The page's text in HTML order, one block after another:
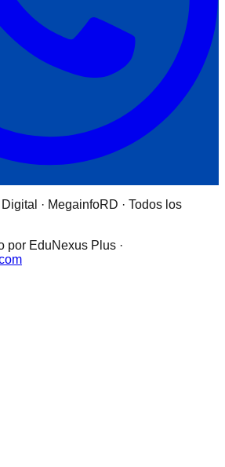
· MegainfoRD · Todos los
por EduNexus Plus ·